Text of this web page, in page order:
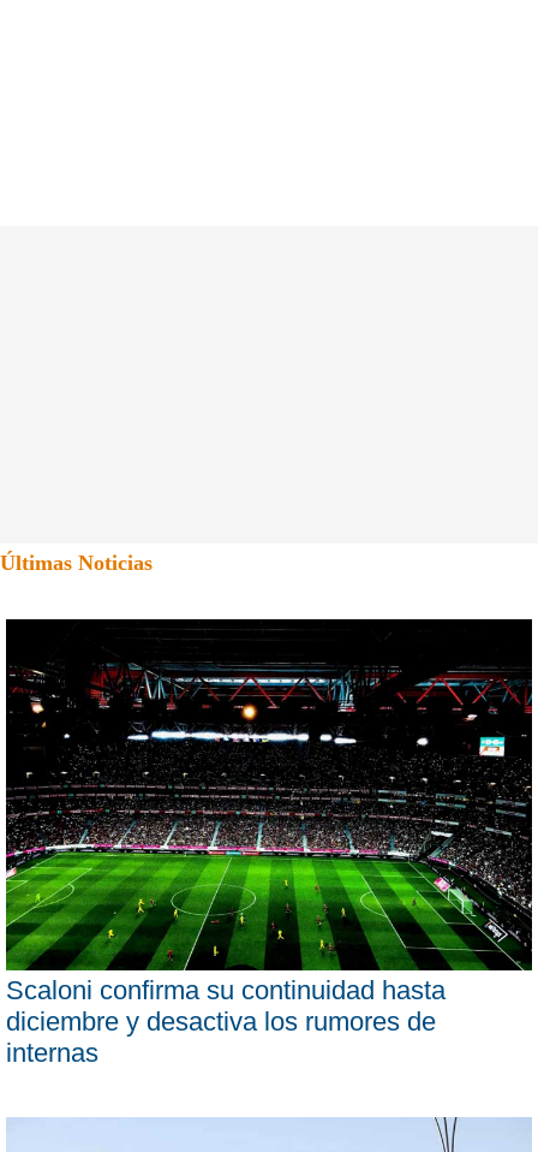
Últimas Noticias
Scaloni confirma su continuidad hasta
diciembre y desactiva los rumores de
internas